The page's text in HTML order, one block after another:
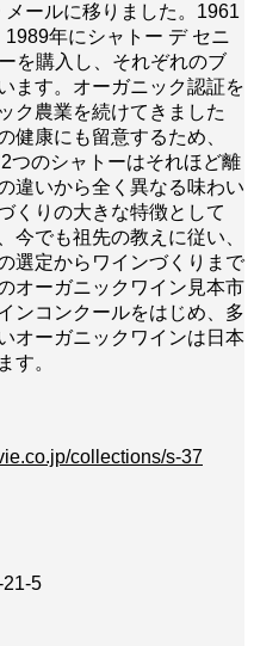
メールに移りました。1961
年にシャトー デ セニ
を購入し、それぞれのブ
ます。オーガニック認証を
ク農業を続けてきました
健康にも留意するため、
つのシャトーはそれほど離
違いから全く異なる味わい
くりの大きな特徴として
今でも祖先の教えに従い、
選定からワインづくりまで
オーガニックワイン見本市
ンコンクールをはじめ、多
オーガニックワインは日本
す。
collections/s-37
21-5